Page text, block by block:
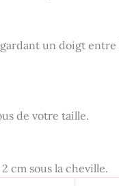
un doigt
de votre taille.
cm sous la cheville.